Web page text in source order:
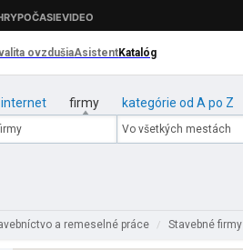
internet firmy kategórie od A po Z
a remeselné práce / Stavebné firmy